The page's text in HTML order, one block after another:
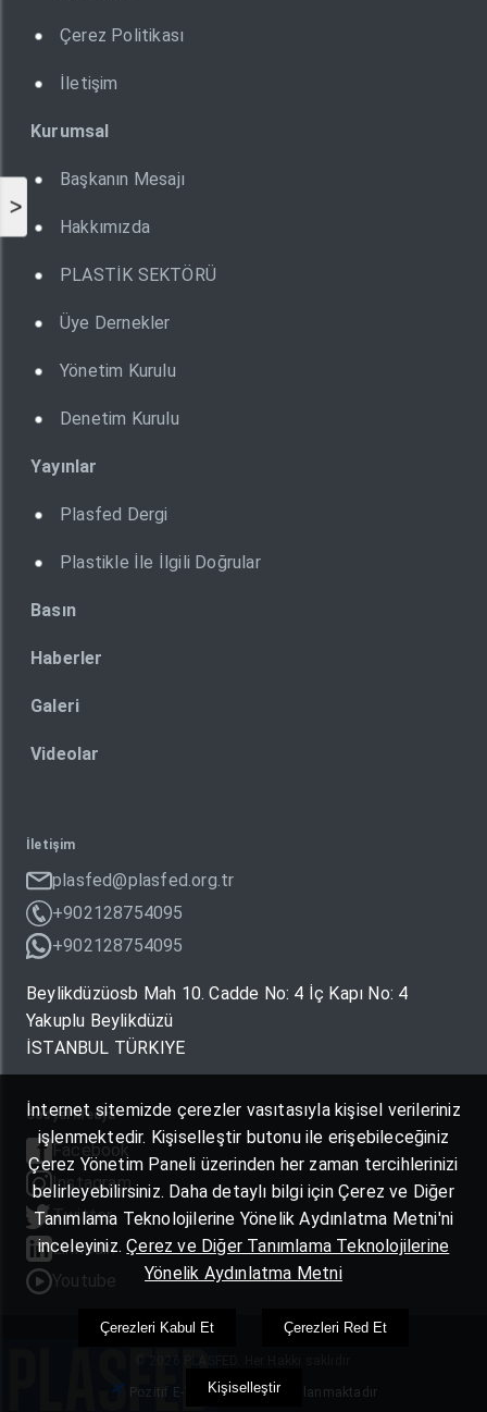
>
Çerez Politikası
İletişim
Kurumsal
Başkanın Mesajı
Hakkımızda
PLASTİK SEKTÖRÜ
Üye Dernekler
Yönetim Kurulu
Denetim Kurulu
Yayınlar
Plasfed Dergi
Plastikle İle İlgili Doğrular
Basın
Haberler
Galeri
Videolar
İletişim
plasfed@plasfed.org.tr
+902128754095
+902128754095
Beylikdüzüosb Mah 10. Cadde No: 4 İç Kapı No: 4
Yakuplu Beylikdüzü
İSTANBUL TÜRKIYE
Sosyal Medya
Facebook
Instagram
Twitter
Linkedin
Youtube
Pozitif E-Ticaret Yazılımı Kullanmaktadır
İnternet sitemizde çerezler vasıtasıyla kişisel verileriniz
işlenmektedir. Kişiselleştir butonu ile erişebileceğiniz
Çerez Yönetim Paneli üzerinden her zaman tercihlerinizi
belirleyebilirsiniz. Daha detaylı bilgi için Çerez ve Diğer
Tanımlama Teknolojilerine Yönelik Aydınlatma Metni'ni
inceleyiniz.Çerez ve Diğer Tanımlama Teknolojilerine
Yönelik Aydınlatma Metni
Çerezleri Kabul Et Çerezleri Red Et
Kişiselleştir